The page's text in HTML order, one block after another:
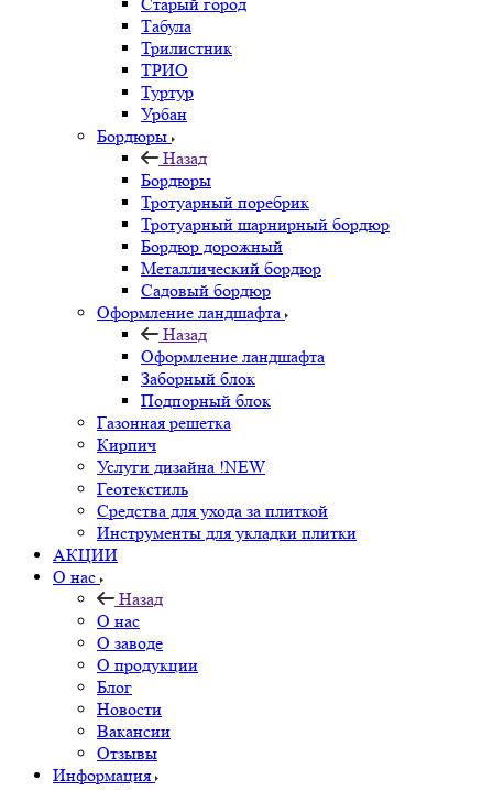
Табула
Трилистник
ТРИО
Туртур
Урбан
Бордюры
Назад
Бордюры
Тротуарный поребрик
Тротуарный шарнирный бордюр
Бордюр дорожный
Металлический бордюр
Садовый бордюр
Оформление ландшафта
Назад
Оформление ландшафта
Заборный блок
Подпорный блок
Газонная решетка
Кирпич
Услуги дизайна !NEW
Геотекстиль
Средства для ухода за плиткой
Инструменты для укладки плитки
АКЦИИ
О нас
Назад
О нас
О заводе
О продукции
Блог
Новости
Вакансии
Отзывы
Информация